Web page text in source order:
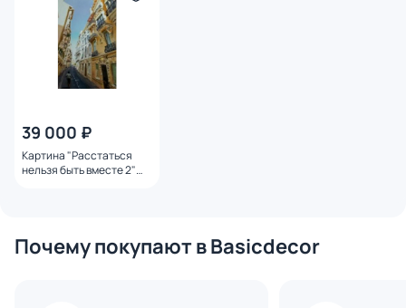
39 000 ₽
Картина "Расстаться
нельзя быть вместе 2"
Почему покупают в Basicdecor